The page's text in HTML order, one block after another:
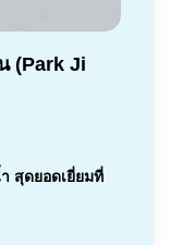
(Park Ji
สุดยอดเยี่ยมที่